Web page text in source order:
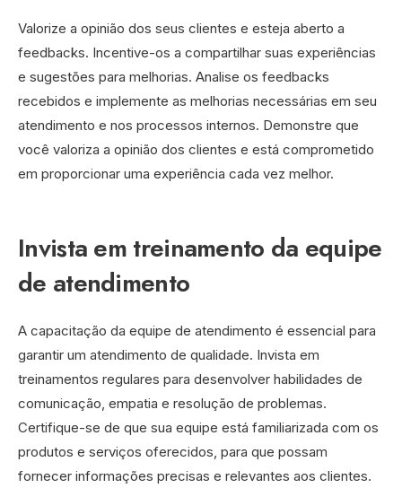
Valorize a opinião dos seus clientes e esteja aberto a
feedbacks. Incentive-os a compartilhar suas experiências
e sugestões para melhorias. Analise os feedbacks
recebidos e implemente as melhorias necessárias em seu
atendimento e nos processos internos. Demonstre que
você valoriza a opinião dos clientes e está comprometido
em proporcionar uma experiência cada vez melhor.
Invista em treinamento da equipe
de atendimento
A capacitação da equipe de atendimento é essencial para
garantir um atendimento de qualidade. Invista em
treinamentos regulares para desenvolver habilidades de
comunicação, empatia e resolução de problemas.
Certifique-se de que sua equipe está familiarizada com os
produtos e serviços oferecidos, para que possam
fornecer informações precisas e relevantes aos clientes.